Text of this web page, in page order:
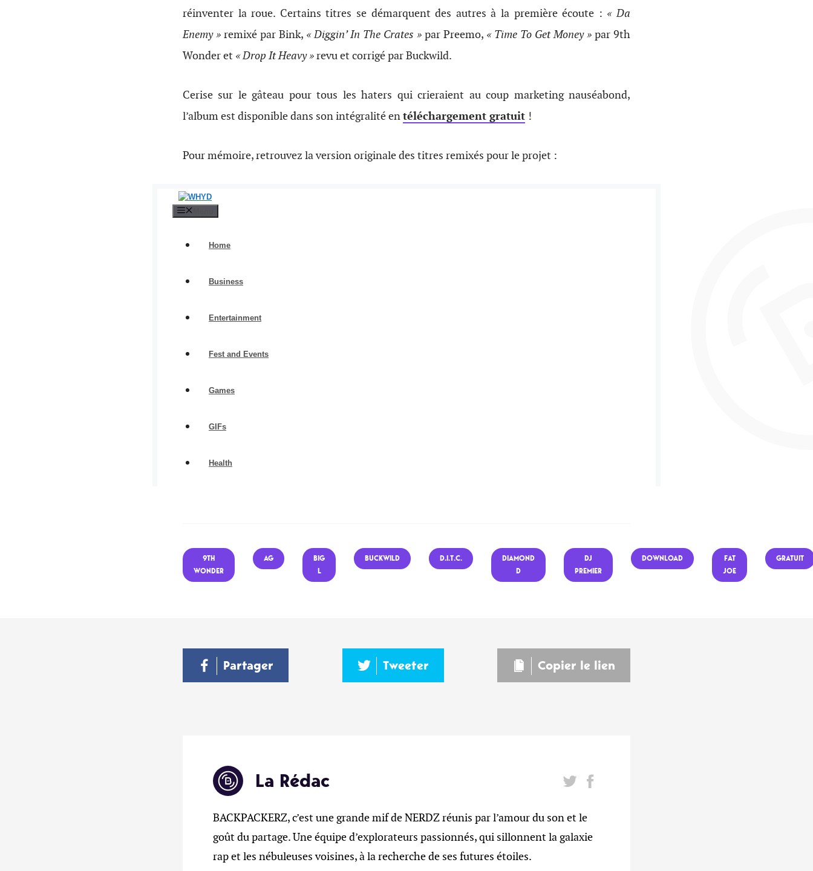
réinventer la roue. Certains titres se démarquent des autres à la première écoute : « Da
Enemy » remixé par Bink, « Diggin’ In The Crates » par Preemo, « Time To Get Money » par 9th
Wonder et « Drop It Heavy »revu et corrigé par Buckwild.
Cerise sur le gâteau pour tous les haters qui crieraient au coup marketing nauséabond,
l’album est disponible dans son intégralité entéléchargement gratuit !
Pour mémoire, retrouvez la version originale des titres remixés pour le projet :
9TH
WONDER
AG
BIG
L
BUCKWILD D.I.T.C.
DIAMOND
D
DJ
PREMIER
DOWNLOAD
FAT
JOE
GRATUIT
Partager Tweeter Copier le lien
La Rédac
BACKPACKERZ, c’est une grande mif de NERDZ réunis par l’amour du son et le
goût du partage. Une équipe d’explorateurs passionnés, qui sillonnent la galaxie
rap et les nébuleuses voisines, à la recherche de ses futures étoiles.